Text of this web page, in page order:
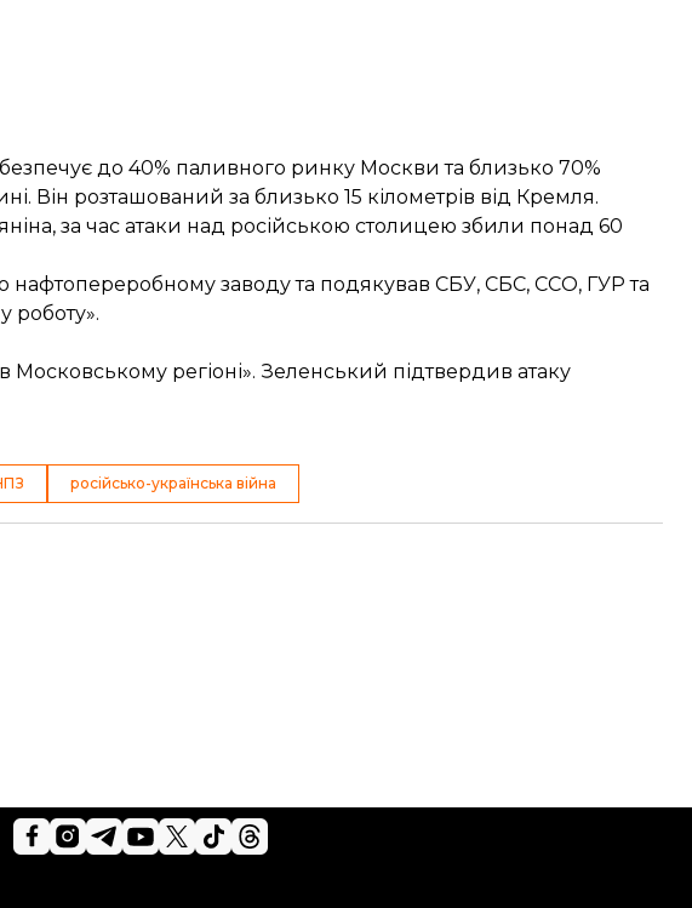
до 40% паливного ринку Москви та близько 70%
Він розташований за близько 15 кілометрів від Кремля.
за час атаки над російською столицею збили понад 60
нафтопереробному заводу та подякував СБУ, СБС, ССО, ГУР та
роботу».
Московському регіоні». Зеленський підтвердив атаку
російсько-українська війна